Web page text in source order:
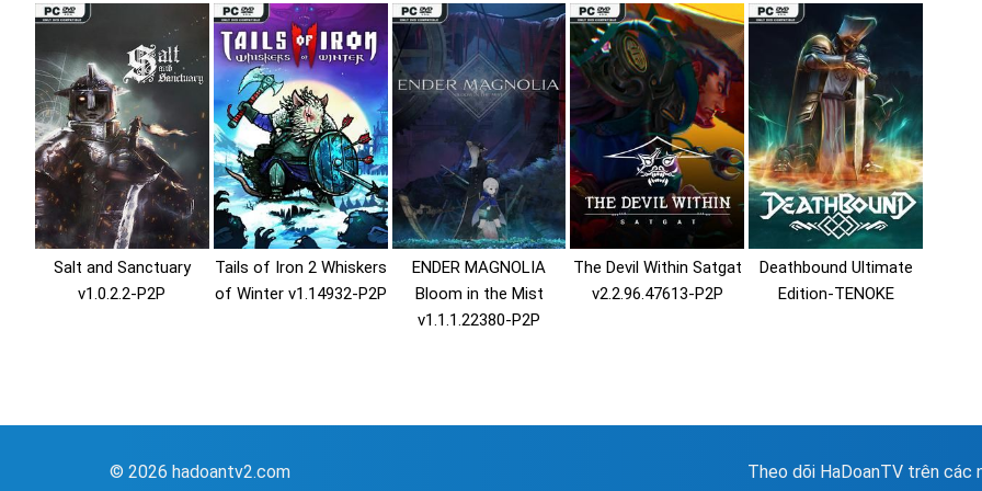
Salt and Sanctuary
v1.0.2.2-P2P
Tails of Iron 2 Whiskers
of Winter v1.14932-P2P
ENDER MAGNOLIA
Bloom in the Mist
v1.1.1.22380-P2P
The Devil Within Satgat
v2.2.96.47613-P2P
Deathbound Ultimate
Edition-TENOKE
© 2026 hadoantv2.com Theo dõi HaDoanTV trên các